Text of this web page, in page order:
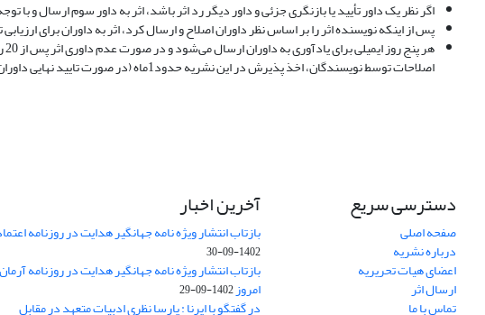
اگر نظر یک داور تأیید یا بازنگری جزئی و داور دیگر رد اثر باشد، اثر به داور سوم ارسال و با توجه به نظر داور
پس از اینکه نویسنده اثر را بر اساس نظر داوران اصلاح و ارسال کرد، اثر به داوران برای
اصلاحات توسط نویسندگان، اخذ پذیرش در این نشریه حدود1ماه (در صورت تایید نهایی داوران) به طول خواهد انجامید.
دسترسی سریع
صفحه اصلی
درباره نشریه
اعضای هیات تحریریه
ارسال اثر
تماس با ما
آخرین اخبار
بازتاب انتشار ویژه نامه جهانگیر هدایت در روزنامه
1402-09-30
بازتاب انتشار ویژه نامه جهانگیر هدایت در روزنامه آرمان
امروز1402-09-29
در گفتگو با ایرنا : پارسا نظری ادبیات متعهد در مقابل